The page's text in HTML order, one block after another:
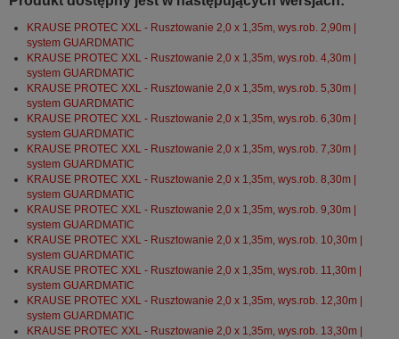
KRAUSE PROTEC XXL - Rusztowanie 2,0 x 1,35m, wys.rob. 2,90m |
system GUARDMATIC
KRAUSE PROTEC XXL - Rusztowanie 2,0 x 1,35m, wys.rob. 4,30m |
system GUARDMATIC
KRAUSE PROTEC XXL - Rusztowanie 2,0 x 1,35m, wys.rob. 5,30m |
system GUARDMATIC
KRAUSE PROTEC XXL - Rusztowanie 2,0 x 1,35m, wys.rob. 6,30m |
system GUARDMATIC
KRAUSE PROTEC XXL - Rusztowanie 2,0 x 1,35m, wys.rob. 7,30m |
system GUARDMATIC
KRAUSE PROTEC XXL - Rusztowanie 2,0 x 1,35m, wys.rob. 8,30m |
system GUARDMATIC
KRAUSE PROTEC XXL - Rusztowanie 2,0 x 1,35m, wys.rob. 9,30m |
system GUARDMATIC
KRAUSE PROTEC XXL - Rusztowanie 2,0 x 1,35m, wys.rob. 10,30m |
system GUARDMATIC
KRAUSE PROTEC XXL - Rusztowanie 2,0 x 1,35m, wys.rob. 11,30m |
system GUARDMATIC
KRAUSE PROTEC XXL - Rusztowanie 2,0 x 1,35m, wys.rob. 12,30m |
system GUARDMATIC
KRAUSE PROTEC XXL - Rusztowanie 2,0 x 1,35m, wys.rob. 13,30m |